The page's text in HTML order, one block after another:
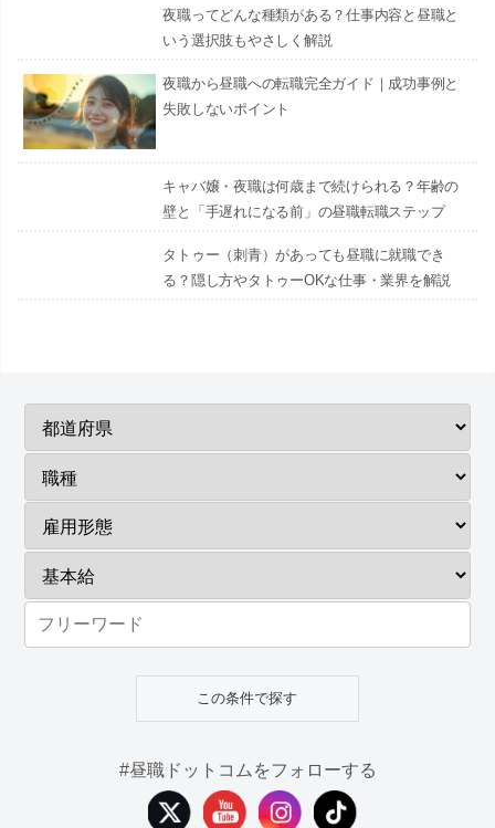
夜職ってどんな種類がある？仕事内容と昼職と
いう選択肢もやさしく解説
夜職から昼職への転職完全ガイド｜成功事例と
失敗しないポイント
キャバ嬢・夜職は何歳まで続けられる？年齢の
壁と「手遅れになる前」の昼職転職ステップ
タトゥー（刺青）があっても昼職に就職でき
る？隠し方やタトゥーOKな仕事・業界を解説
#昼職ドットコムをフォローする